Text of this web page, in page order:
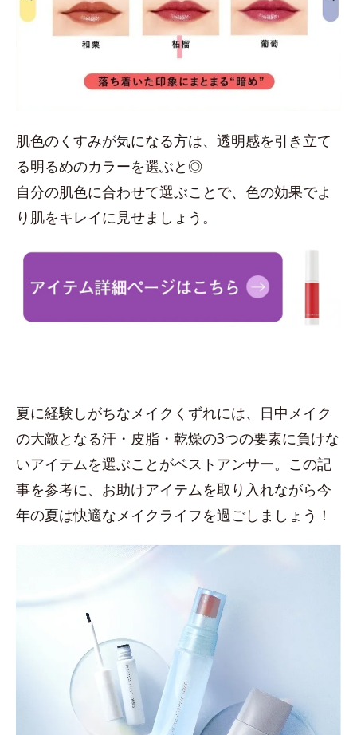
肌色のくすみが気になる方は、透明感を引き立て
る明るめのカラーを選ぶと◎
自分の肌色に合わせて選ぶことで、色の効果でよ
り肌をキレイに見せましょう。
夏に経験しがちなメイクくずれには、日中メイク
の大敵となる汗・皮脂・乾燥の3つの要素に負けな
いアイテムを選ぶことがベストアンサー。この記
事を参考に、お助けアイテムを取り入れながら今
年の夏は快適なメイクライフを過ごしましょう！